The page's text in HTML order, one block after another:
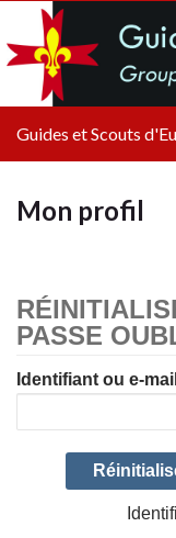
Guides et Scouts
Mon profil
PASSE
Identifiant ou e-mail